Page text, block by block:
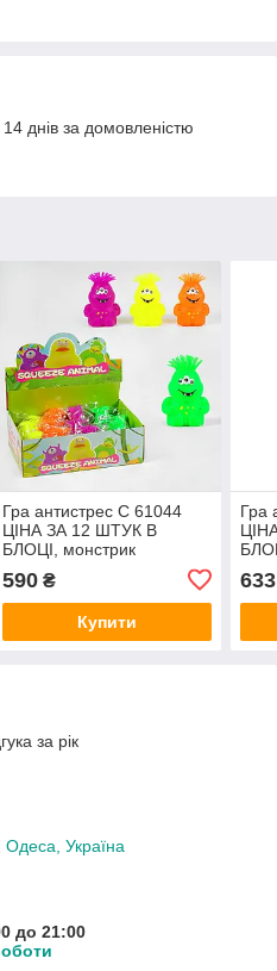
днів за домовленістю
Гра антистрес C 61044
ЦІНА ЗА 12 ШТУК В
БЛОЦІ, монстрик
590₴
Купити
Гра
633
за рік
Одеса, Україна
до 21:00